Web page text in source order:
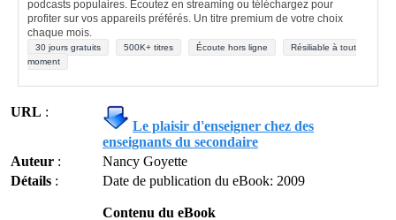
podcasts populaires. Écoutez en streaming ou téléchargez pour
profiter sur vos appareils préférés. Un titre premium de votre choix
chaque mois.
30 jours gratuits 500K+ titres Écoute hors ligne
Résiliable à tout
moment
URL :
Le plaisir d'enseigner chez des
enseignants du secondaire
Auteur :
Nancy Goyette
Détails : Date de publication du eBook: 2009
Contenu du eBook